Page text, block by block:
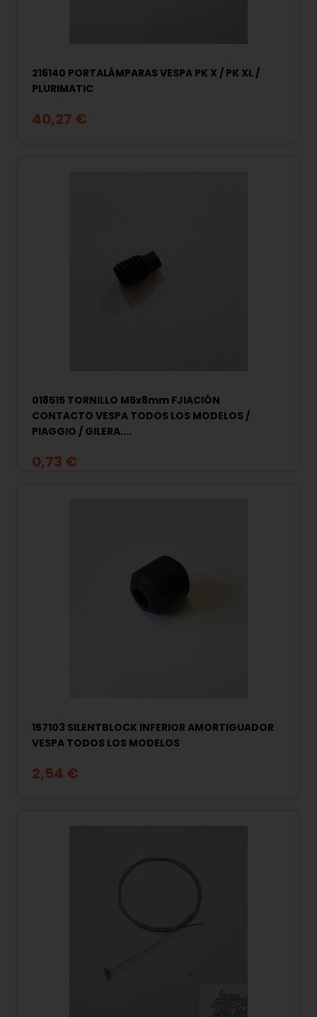
216140 PORTALÁMPARAS VESPA PK X / PK XL /
PLURIMATIC
40,27 €
018515 TORNILLO M5x8mm FJIACIÓN
CONTACTO VESPA TODOS LOS MODELOS /
PIAGGIO / GILERA....
0,73 €
157103 SILENTBLOCK INFERIOR AMORTIGUADOR
VESPA TODOS LOS MODELOS
2,54 €